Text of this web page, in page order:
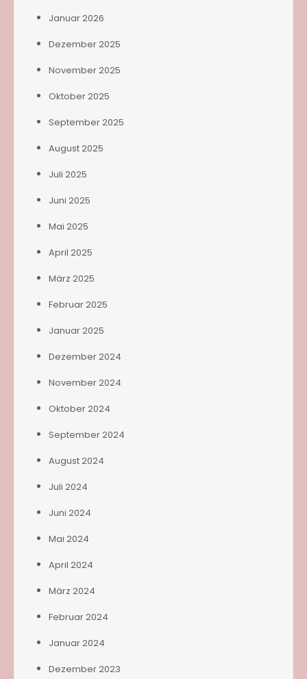
Januar 2026
Dezember 2025
November 2025
Oktober 2025
September 2025
August 2025
Juli 2025
Juni 2025
Mai 2025
April 2025
März 2025
Februar 2025
Januar 2025
Dezember 2024
November 2024
Oktober 2024
September 2024
August 2024
Juli 2024
Juni 2024
Mai 2024
April 2024
März 2024
Februar 2024
Januar 2024
Dezember 2023